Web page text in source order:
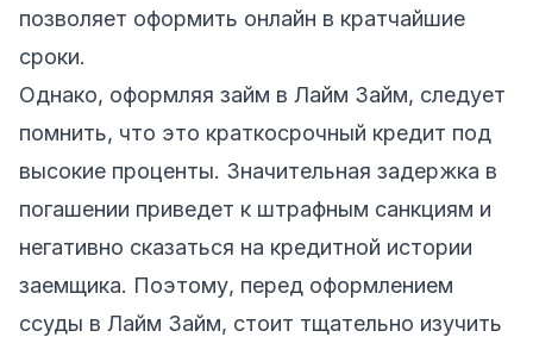
позволяет оформить онлайн в кратчайшие
сроки.
Однако, оформляя займ в Лайм Займ, следует
помнить, что это краткосрочный кредит под
высокие проценты. Значительная задержка в
погашении приведет к штрафным санкциям и
негативно сказаться на кредитной истории
заемщика. Поэтому, перед оформлением
ссуды в Лайм Займ, стоит тщательно изучить